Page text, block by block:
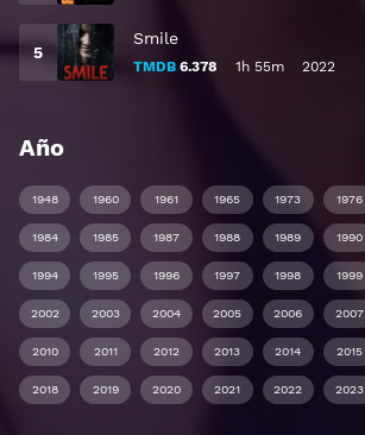
Smile
TMDB 6.378 1h 55m 2022
Año
1948 1960 1961 1965 1973 1976
1984 1985 1987 1988 1989 1990
1994 1995 1996 1997 1998 1999
2002 2003 2004 2005 2006 2007
2010 2011 2012 2013 2014 2015
2018 2019 2020 2021 2022 2023